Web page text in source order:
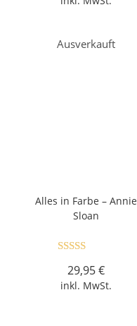
Ausverkauft
Alles in Farbe – Annie
Sloan
5.00
29,95€
inkl. MwSt.